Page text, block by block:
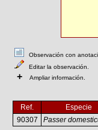
Observación con
Editar la observación.
+ Ampliar información.
Ref. Especie
90307
Passer